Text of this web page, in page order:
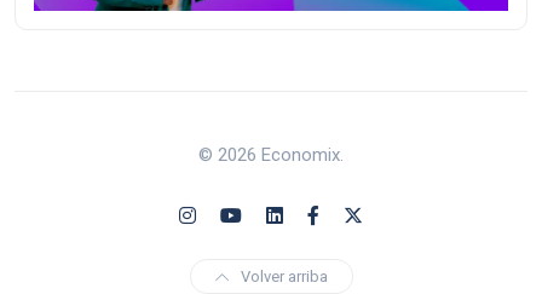
© 2026 Economix.
Volver arriba